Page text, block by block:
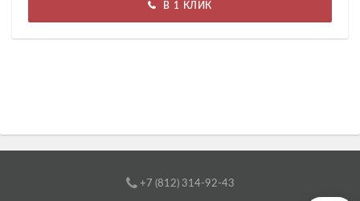
В 1 КЛИК
+7 (812) 314-92-43